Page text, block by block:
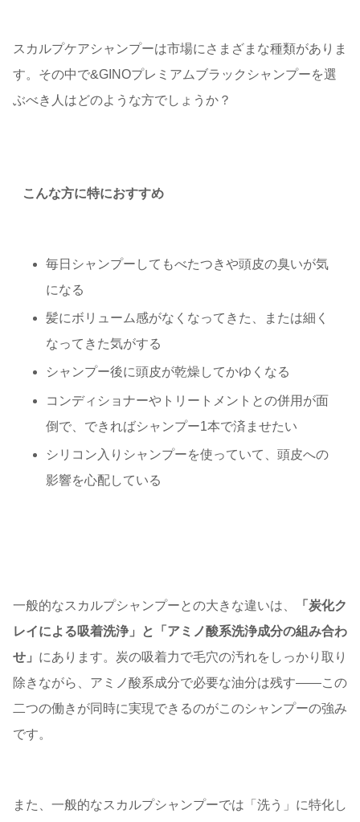
スカルプケアシャンプーは市場にさまざまな種類がありま
す。その中で&GINOプレミアムブラックシャンプーを選
ぶべき人はどのような方でしょうか？
こんな方に特におすすめ
毎日シャンプーしてもべたつきや頭皮の臭いが気
になる
髪にボリューム感がなくなってきた、または細く
なってきた気がする
シャンプー後に頭皮が乾燥してかゆくなる
コンディショナーやトリートメントとの併用が面
倒で、できればシャンプー1本で済ませたい
シリコン入りシャンプーを使っていて、頭皮への
影響を心配している
一般的なスカルプシャンプーとの大きな違いは、
「炭化ク
レイによる吸着洗浄」と「アミノ酸系洗浄成分の組み合わ
せ」 にあります。炭の吸着力で毛穴の汚れをしっかり取り
除きながら、アミノ酸系成分で必要な油分は残す——この
二つの働きが同時に実現できるのがこのシャンプーの強み
です。
また、一般的なスカルプシャンプーでは「洗う」に特化し